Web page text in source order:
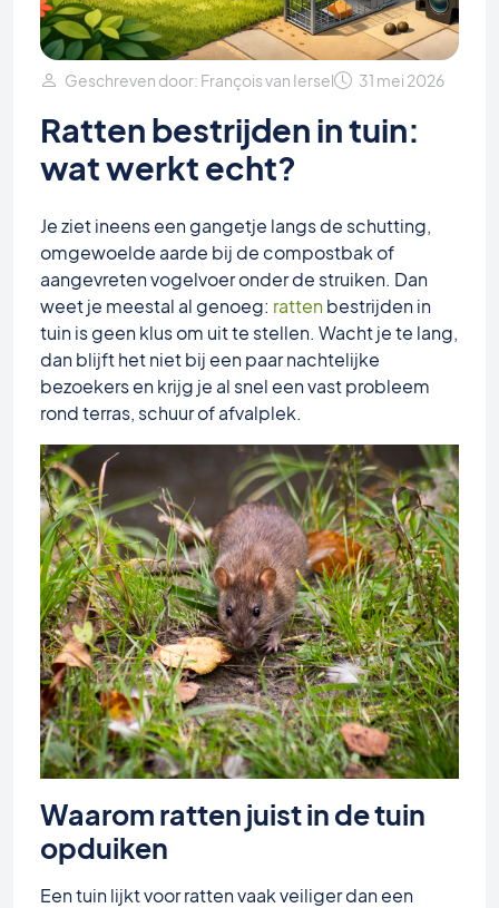
Geschreven door: François van Iersel 31 mei 2026
Ratten bestrijden in tuin:
wat werkt echt?
Je ziet ineens een gangetje langs de schutting,
omgewoelde aarde bij de compostbak of
aangevreten vogelvoer onder de struiken. Dan
weet je meestal al genoeg: rattenbestrijden in
tuin is geen klus om uit te stellen. Wacht je te lang,
dan blijft het niet bij een paar nachtelijke
bezoekers en krijg je al snel een vast probleem
rond terras, schuur of afvalplek.
Waarom ratten juist in de tuin
opduiken
Een tuin lijkt voor ratten vaak veiliger dan een